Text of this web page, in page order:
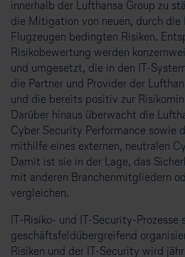
innerhalb der Lufthansa Group zu
die Mitigation von neuen, durch die
Flugzeugen bedingten Risiken.
Risikobewertung werden
und umgesetzt, die in den IT-
die Partner und Provider der
und die bereits positiv zur
Darüber hinaus überwacht die
Cyber Security Performance sowie
mithilfe eines externen, neutralen
Damit ist sie in der Lage, das
mit anderen Branchenmitgliedern
vergleichen.
IT-Risiko- und IT-Security-Prozesse
geschäftsfeldübergreifend
Risiken und der IT-Security wird